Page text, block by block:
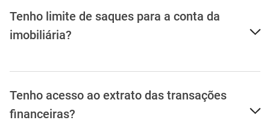
Tenho limite de saques para a conta da
imobiliária?
Tenho acesso ao extrato das transações
financeiras?